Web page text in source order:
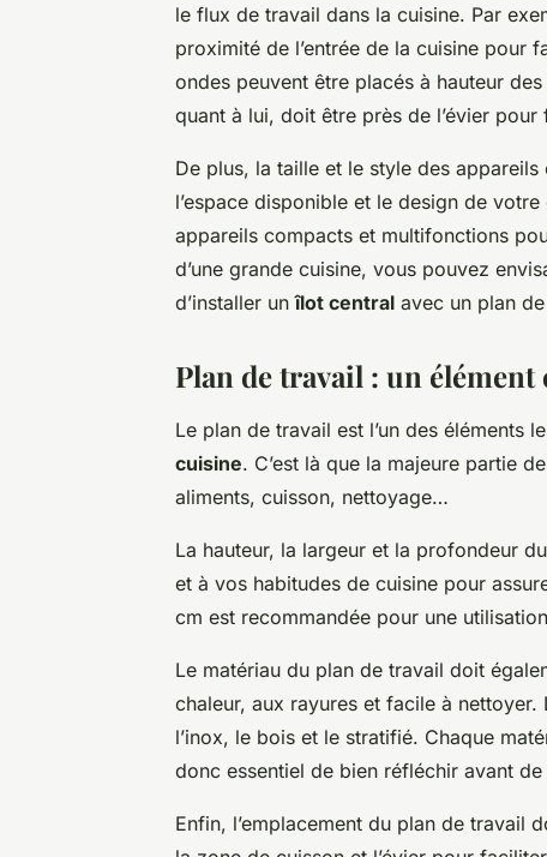
le flux de travail dans la cuisine. Par
proximité de l’entrée de la cuisine pour
ondes peuvent être placés à hauteur
quant à lui, doit être près de l’évier
De plus, la taille et le style des
l’espace disponible et le design de
appareils compacts et multifonctions
d’une grande cuisine, vous pouvez
d’installer unîlot central avec un plan
Plan de travail : un
Le plan de travail est l’un des éléments
cuisine. C’est là que la majeure partie
aliments, cuisson, nettoyage…
La hauteur, la largeur et la profondeur
et à vos habitudes de cuisine pour
cm est recommandée pour une
Le matériau du plan de travail doit
chaleur, aux rayures et facile à
l’inox, le bois et le stratifié. Chaque
donc essentiel de bien réfléchir avant
Enfin, l’emplacement du plan de travail